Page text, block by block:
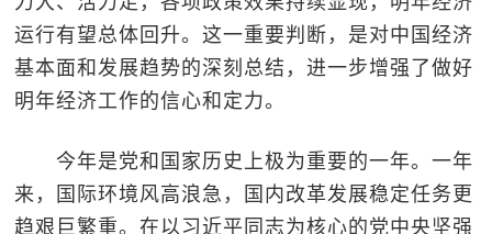
运行有望总体回升。这一重要判断，是对中国经济
基本面和发展趋势的深刻总结，进一步增强了做好
明年经济工作的信心和定力。
今年是党和国家历史上极为重要的一年。一年
来，国际环境风高浪急，国内改革发展稳定任务更
趋艰巨繁重。在以习近平同志为核心的党中央坚强